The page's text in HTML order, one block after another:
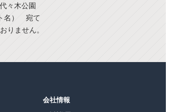
々木公園
名） 宛て
りません。
会社情報